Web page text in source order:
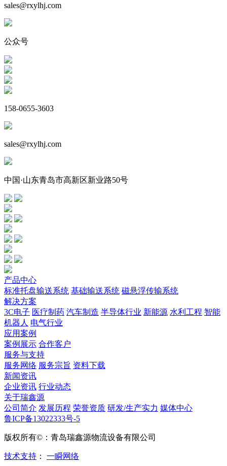
sales@rxylhj.com
公众号
158-0655-3603
sales@rxylhj.com
中国·山东青岛市高新区新业路50号
产品中心
标准托盘输送系统 基础输送系统 磁悬浮传输系统
解决方案
3C电子 医疗制药 汽车制造 半导体行业 新能源 水利工程 智能
机器人 电气行业
应用案例
案例展示 合作客户
服务与支持
服务网络 服务宗旨 资料下载
新闻资讯
企业资讯 行业动态
关于瑞鑫源
公司简介 发展历程 荣誉资质 研发/生产实力 媒体中心
鲁ICP备13022333号-5
版权所有©：青岛瑞鑫源物流设备有限公司
技术支持 ： 一瞬网络